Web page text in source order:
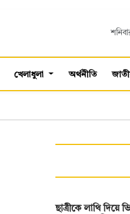
খেলাধুলা অর্থনীতি
ছাত্রীকে লাথি দিয়ে